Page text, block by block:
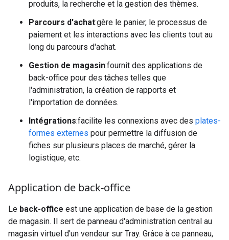
produits, la recherche et la gestion des thèmes.
Parcours d'achat:gère le panier, le processus de
paiement et les interactions avec les clients tout au
long du parcours d'achat.
Gestion de magasin:fournit des applications de
back-office pour des tâches telles que
l'administration, la création de rapports et
l'importation de données.
Intégrations:facilite les connexions avec des plates-
formes externes pour permettre la diffusion de
fiches sur plusieurs places de marché, gérer la
logistique, etc.
Application de back-office
Le back-office est une application de base de la gestion
de magasin. Il sert de panneau d'administration central au
magasin virtuel d'un vendeur sur Tray. Grâce à ce panneau,